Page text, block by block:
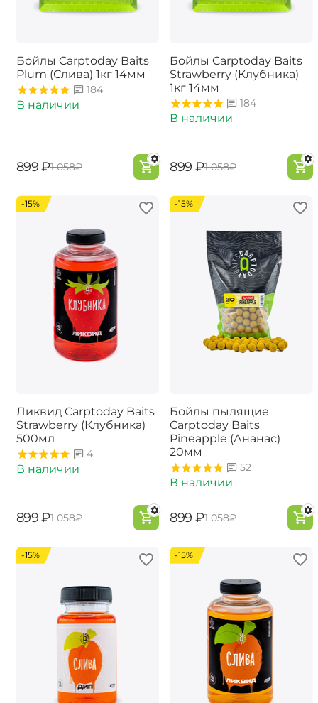
Бойлы Carptoday Baits
Plum (Слива) 1кг 14мм
184
В наличии
‍899‍ ₽‍1 058‍₽
Бойлы Carptoday Baits
Strawberry (Клубника)
1кг 14мм
184
В наличии
‍899‍ ₽‍1 058‍₽
-15%
Ликвид Carptoday Baits
Strawberry (Клубника)
500мл
4
В наличии
‍899‍ ₽‍1 058‍₽
-15%
Бойлы пылящие
Carptoday Baits
Pineapple (Ананас)
20мм
52
В наличии
‍899‍ ₽‍1 058‍₽
-15% -15%